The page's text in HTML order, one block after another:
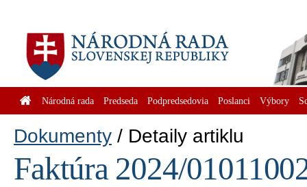
Národná rada Predseda Podpredsedovia Poslanci Výbory
Dokumenty Detaily artiklu
Faktúra 2024/